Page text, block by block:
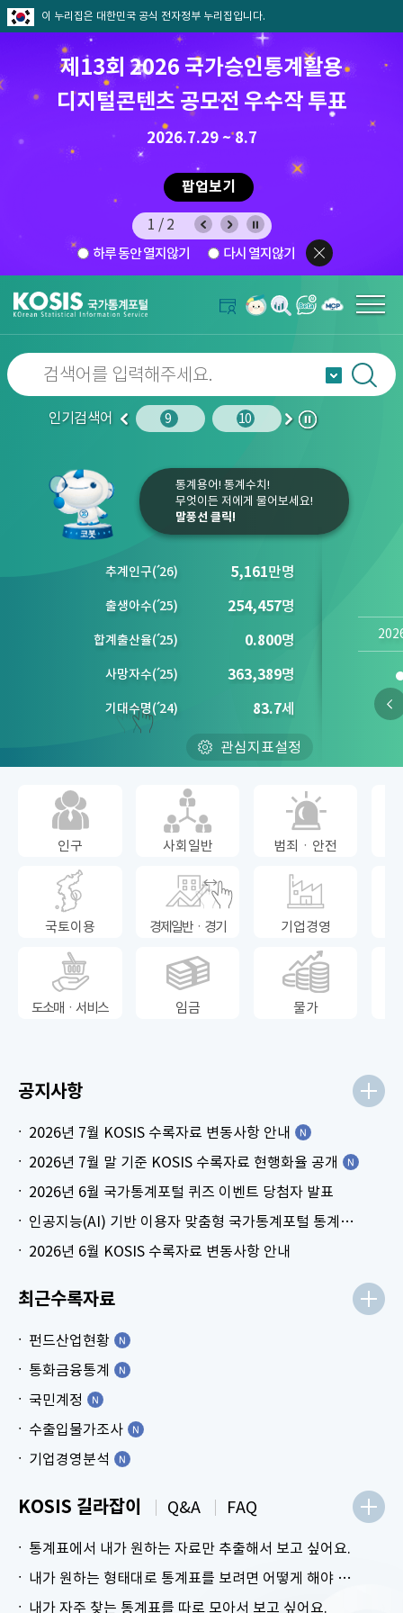
이 누리집은 대한민국 공식 전자정부 누리집입니다.
제13회 2026 국가승인통계활용
디지털콘텐츠 공모전 우수작 투표
2026.7.29 ~ 8.7
팝업보기
8월 통계찾기 퀴즈이벤트
8.7.(금) ~ 8.21.(금)
2/2
하루 동안 열지않기 다시 열지않기
인기검색어
이
10 청소년 9 10 1
다
정
통계용어! 통계수치!
무엇이든 저에게 물어보세요!
말풍선 클릭!
추계인구(´26) 5,161만명
출생아수(´25) 254,457명
합계출산율(´25) 0.800명
사망자수(´25) 363,389명
기대수명(´24) 83.7세
관심지표설정
인구 사회일반 범죄ㆍ안전
국토이용 경제일반ㆍ경기 기업경영
도소매ㆍ서비스 임금 물가
공지사항
2026년 7월 KOSIS 수록자료 변동사항 안내
2026년 7월 말 기준 KOSIS 수록자료 현행화율 공개
2026년 6월 국가통계포털 퀴즈 이벤트 당첨자 발표
인공지능(AI) 기반 이용자 맞춤형 국가통계포털 통계표 생성 시범 서비스 안내
2026년 6월 KOSIS 수록자료 변동사항 안내
최근수록자료
펀드산업현황
통화금융통계
국민계정
수출입물가조사
기업경영분석
KOSIS 길라잡이
통계표에서 내가 원하는 자료만 추출해서 보고 싶어요.
내가 원하는 형태대로 통계표를 보려면 어떻게 해야 하나요?
내가 자주 찾는 통계표를 따로 모아서 보고 싶어요.
Q&A FAQ